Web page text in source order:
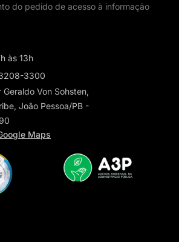
do pedido de acesso à informação
às 13h
3300
Geraldo Von Sohsten,
João Pessoa/PB -
Maps